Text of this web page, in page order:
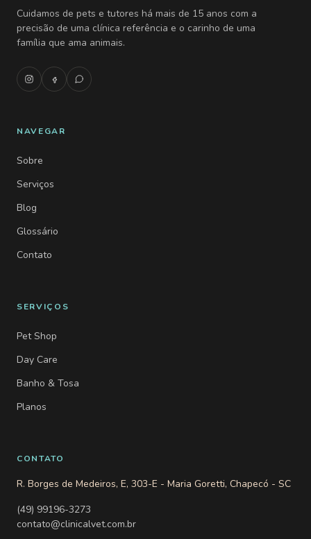
Cuidamos de pets e tutores há mais de 15 anos com a
precisão de uma clínica referência e o carinho de uma
família que ama animais.
NAVEGAR
Sobre
Serviços
Blog
Glossário
Contato
SERVIÇOS
Pet Shop
Day Care
Banho & Tosa
Planos
CONTATO
R. Borges de Medeiros, E, 303-E - Maria Goretti, Chapecó - SC
(49) 99196-3273
contato@clinicalvet.com.br